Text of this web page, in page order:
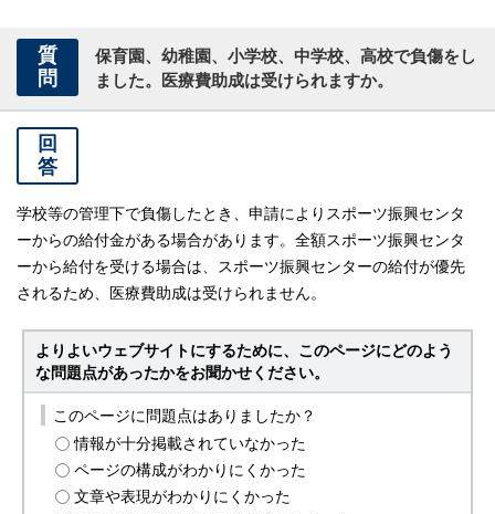
質
問
保育園、幼稚園、小学校、中学校、高校で負傷をし
ました。医療費助成は受けられますか。
回
答
学校等の管理下で負傷したとき、申請によりスポーツ振興センタ
ーからの給付金がある場合があります。全額スポーツ振興センタ
ーから給付を受ける場合は、スポーツ振興センターの給付が優先
されるため、医療費助成は受けられません。
よりよいウェブサイトにするために、このページにどのよう
な問題点があったかをお聞かせください。
このページに問題点はありましたか？
情報が十分掲載されていなかった
ページの構成がわかりにくかった
文章や表現がわかりにくかった